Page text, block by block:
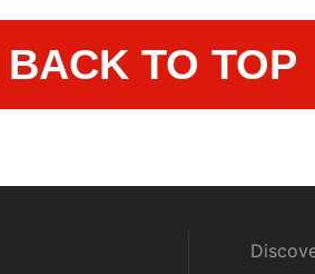
BACK TO TOP